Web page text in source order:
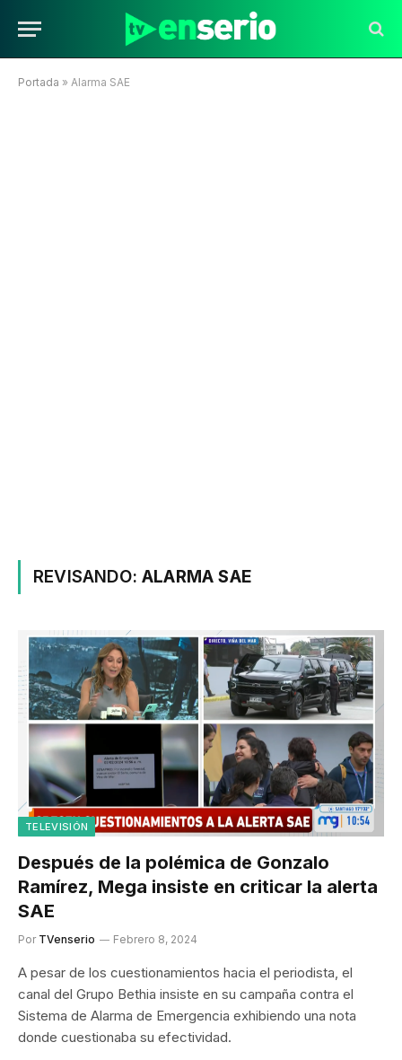
Portada » Alarma SAE
REVISANDO:ALARMA SAE
TELEVISIÓN
Después de la polémica de Gonzalo
Ramírez, Mega insiste en criticar la alerta
SAE
Por TVenserio Febrero 8, 2024
A pesar de los cuestionamientos hacia el periodista, el
canal del Grupo Bethia insiste en su campaña contra el
Sistema de Alarma de Emergencia exhibiendo una nota
donde cuestionaba su efectividad.